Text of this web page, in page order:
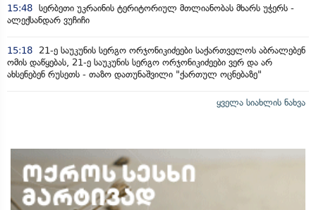
15:48 სერბეთი უკრაინის ტერიტორიულ მთლიანობას მხარს უჭერს -
ალექსანდარ ვუჩიჩი
15:18
21-ე საუკუნის სერგო ორჯონიკიძეები საქართველოს აბრალებენ
ომის დაწყებას, 21-ე საუკუნის სერგო ორჯონიკიძეები ვერ და არ
ახსენებენ რუსეთს - თაზო დათუნაშვილი "ქართულ ოცნებაზე"
ყველა სიახლის ნახვა